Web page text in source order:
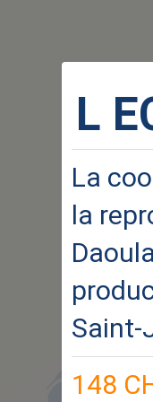
L
La
la
Saint-
148